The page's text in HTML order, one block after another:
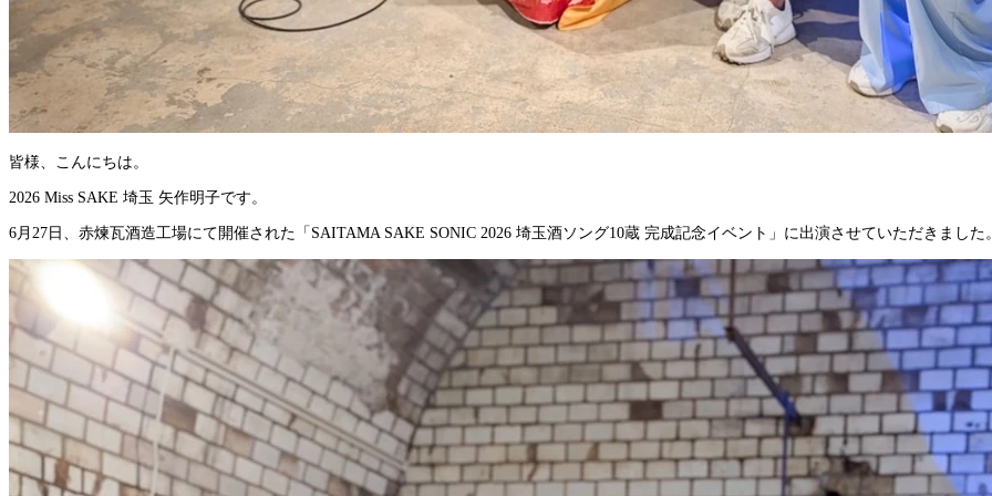
皆様、こんにちは。
2026 Miss SAKE 埼玉 矢作明子です。
6月27日、赤煉瓦酒造工場にて開催された「SAITAMA SAKE SONIC 2026 埼玉酒ソング10蔵 完成記念イベント」に出演させていただきました